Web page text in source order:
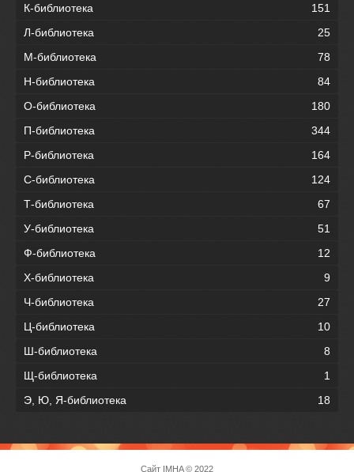
К-библиотека
151
Л-библиотека
25
М-библиотека
78
Н-библиотека
84
О-библиотека
180
П-библиотека
344
Р-библиотека
164
С-библиотека
124
Т-библиотека
67
У-библиотека
51
Ф-библиотека
12
Х-библиотека
9
Ч-библиотека
27
Ц-библиотека
10
Ш-библиотека
8
Щ-библиотека
1
Э, Ю, Я-библиотека
18
Сайт IMHA© 2022